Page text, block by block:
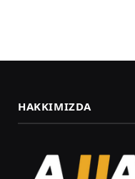
HAKKIMIZDA